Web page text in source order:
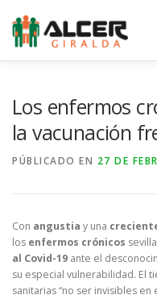
contenido
Los enfermos
la vacunación
PÚBLICADO EN 27 DE
Con angustia y una
los enfermos crónicos
al Covid-19 ante el
su especial vulnerabilidad. El
sanitarias “no ser invisibles